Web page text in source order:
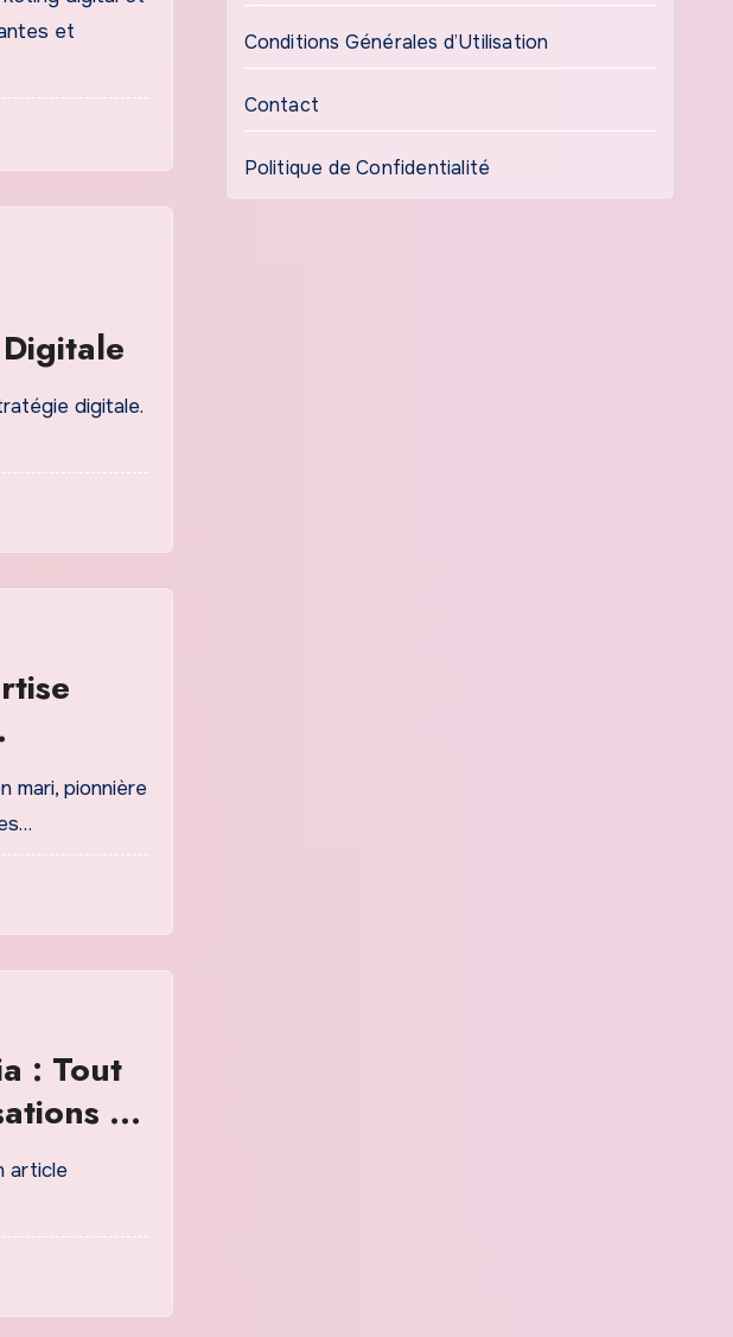
et
digitale.
mari, pionnière
: Tout
et
article
Conditions Générales d’Utilisation
Contact
Politique de Confidentialité